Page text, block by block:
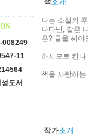
008249
11
도서
나는 소설의
나타난, 같은
은? 글을 써야
하시모토 칸나
책을 사랑하